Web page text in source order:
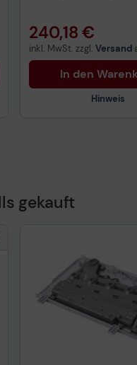
240,18 €
inkl. MwSt. zzgl. Versand
In den
Hinweis
gekauft